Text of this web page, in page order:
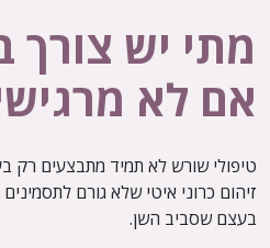
מתי יש צורך
אם לא
טיפולי שורש לא תמיד מתבצעים רק
זיהום כרוני איטי שלא גורם
בעצם שסביב השן.